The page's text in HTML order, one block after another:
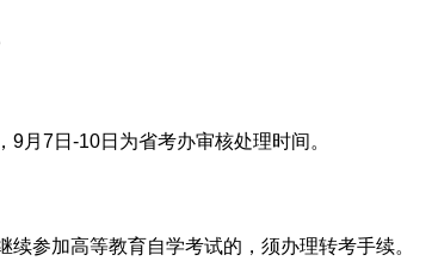
月7日-10日为省考办审核处理时间。
参加高等教育自学考试的，须办理转考手续。